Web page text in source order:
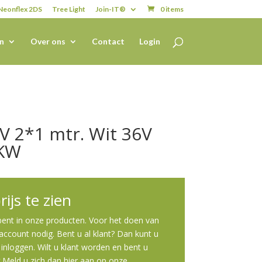
2DS Tree Light Join-IT® 0 items
Over ons Contact Login
2*1 mtr. Wit 36V
te zien
in onze producten. Voor het doen van
nodig. Bent u al klant? Dan kunt u
Wilt u klant worden en bent u